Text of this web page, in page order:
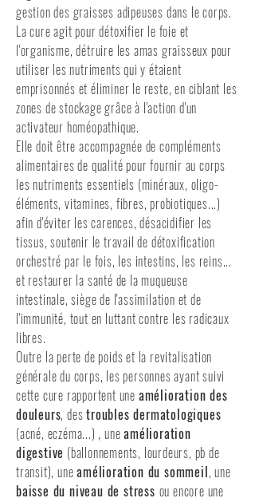
gestion des graisses adipeuses dans le corps.
La cure agit pour détoxifier le foie et
l'organisme, détruire les amas graisseux pour
utiliser les nutriments qui y étaient
emprisonnés et éliminer le reste, en ciblant les
zones de stockage grâce à l'action d'un
activateur homéopathique.
Elle doit être accompagnée de compléments
alimentaires de qualité pour fournir au corps
les nutriments essentiels (minéraux, oligo-
éléments, vitamines, fibres, probiotiques...)
afin d'éviter les carences, désacidifier les
tissus, soutenir le travail de détoxification
orchestré par le fois, les intestins, les reins...
et restaurer la santé de la muqueuse
intestinale, siège de l'assimilation et de
l'immunité, tout en luttant contre les radicaux
libres.
Outre la perte de poids et la revitalisation
générale du corps, les personnes ayant suivi
cette cure rapportent une amélioration des
douleurs, destroubles dermatologiques
(acné, eczéma...) , uneamélioration
digestive (ballonnements, lourdeurs, pb de
transit), uneamélioration du sommeil, une
baisse du niveau de stress ou encore une